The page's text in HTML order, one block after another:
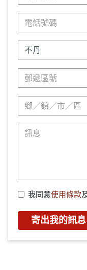
我同意使用條款
寄出我的訊息